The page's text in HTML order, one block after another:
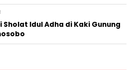
Idul Adha di Kaki Gunung